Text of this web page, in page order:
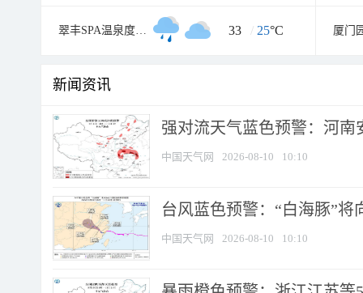
翠丰SPA温泉度假村 33 / 25°C 厦门
新闻资讯
强对流天气蓝色预警：河南
中国天气网 2026-08-10 10:10
台风蓝色预警：“白海豚”
中国天气网 2026-08-10 10:10